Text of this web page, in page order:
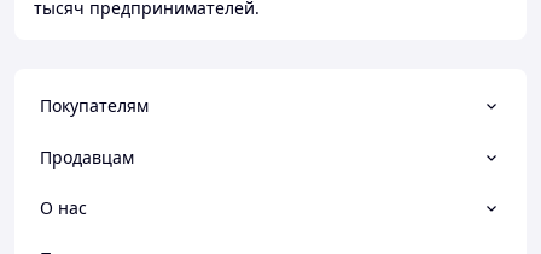
тысяч предпринимателей.
Покупателям
Продавцам
О нас